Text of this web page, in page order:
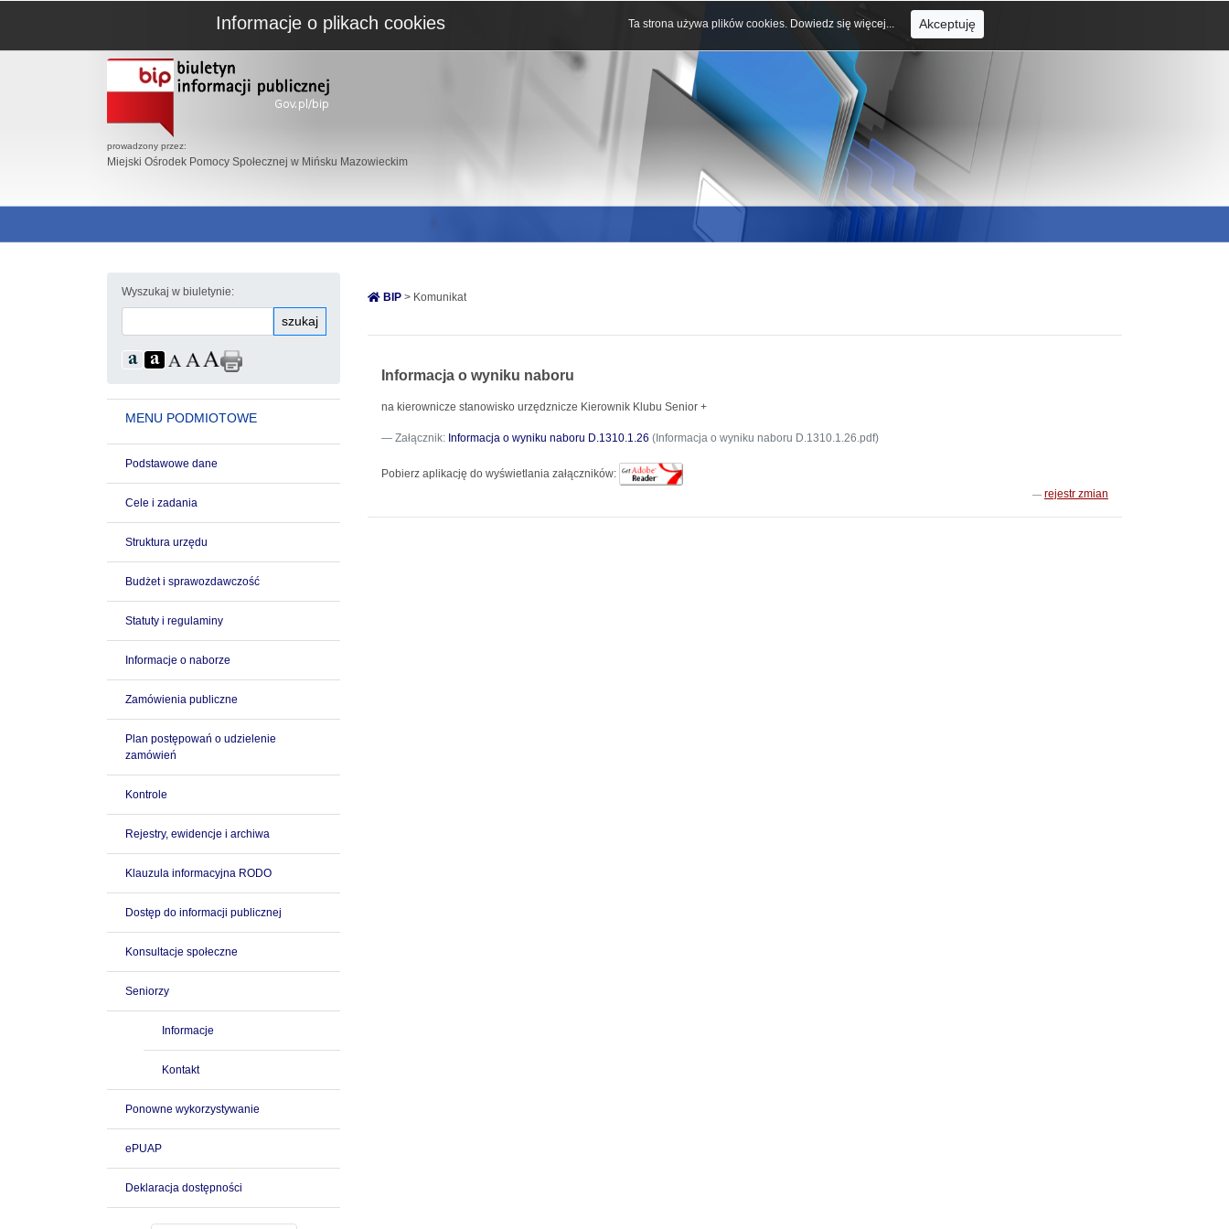
prowadzony przez:
Miejski Ośrodek Pomocy Społecznej w Mińsku Mazowieckim
Wyszukaj w biuletynie:
szukaj
MENU PODMIOTOWE
Podstawowe dane
Cele i zadania
Struktura urzędu
Budżet i sprawozdawczość
Statuty i regulaminy
Informacje o naborze
Zamówienia publiczne
Plan postępowań o udzielenie
zamówień
Kontrole
Rejestry, ewidencje i archiwa
Klauzula informacyjna RODO
Dostęp do informacji publicznej
Konsultacje społeczne
Seniorzy
Informacje
Kontakt
Ponowne wykorzystywanie
ePUAP
Deklaracja dostępności
BIP > Komunikat
Informacja o wyniku naboru
na kierownicze stanowisko urzędznicze Kierownik Klubu Senior +
Załącznik: Informacja o wyniku naboru D.1310.1.26 (Informacja o wyniku naboru D.1310.1.26.pdf)
Pobierz aplikację do wyświetlania załączników:
rejestr zmian
Informacje o plikach cookies Ta strona używa plików cookies. Dowiedz się więcej... Akceptuję